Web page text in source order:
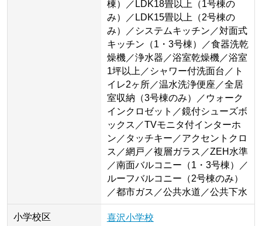
棟）／LDK18畳以上（1号棟の
み）／LDK15畳以上（2号棟の
み）／システムキッチン／対面式
キッチン（1・3号棟）／食器洗乾
燥機／浄水器／浴室乾燥機／浴室
1坪以上／シャワー付洗面台／ト
イレ2ヶ所／温水洗浄便座／全居
室収納（3号棟のみ）／ウォーク
インクロゼット／鏡付シューズボ
ックス／TVモニタ付インターホ
ン／タッチキー／アクセントクロ
ス／網戸／複層ガラス／ZEH水準
／南面バルコニー（1・3号棟）／
ルーフバルコニー（2号棟のみ）
／都市ガス／公共水道／公共下水
小学校区 喜沢小学校